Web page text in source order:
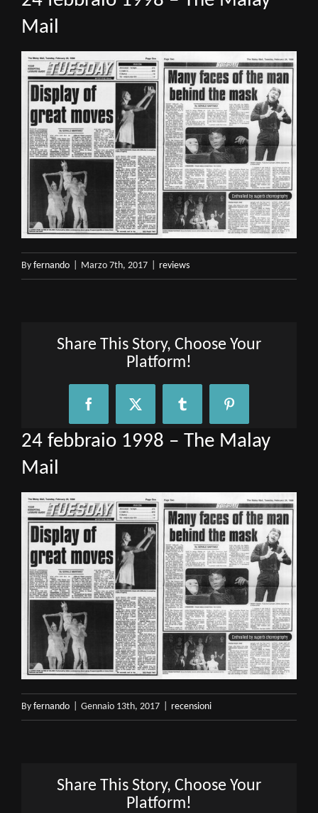
Mail
By fernando Marzo 7th, 2017 reviews
Share This Story, Choose Your
Platform!
FacebookX Tumblr Pinterest
24 febbraio 1998 – The Malay
Mail
By fernando Gennaio 13th, 2017 recensioni
Share This Story, Choose Your
Platform!